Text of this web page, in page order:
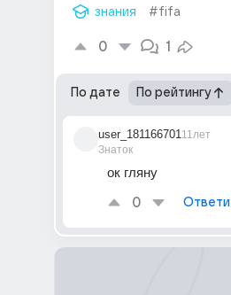
знания #fifa
0 1
По дате По рейтингу
user_181166701
Знаток
11лет
ок гляну
0